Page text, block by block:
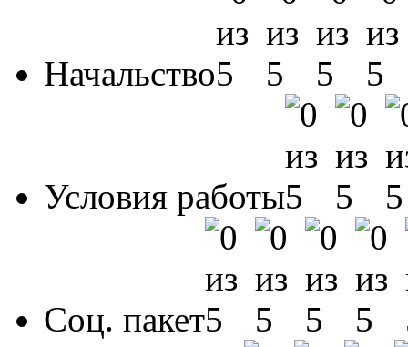
Начальство
Условия работы
Соц. пакет